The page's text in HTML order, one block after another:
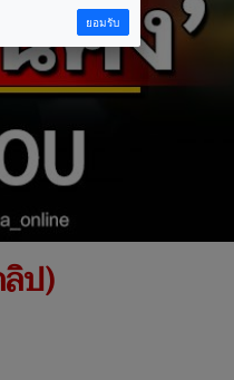
ป)
ยอมรับ